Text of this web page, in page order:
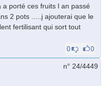
porté ces fruits l an passé
2 pots .....j ajouterai que le
fertilisant qui sort tout
0 0
n° 24/4449